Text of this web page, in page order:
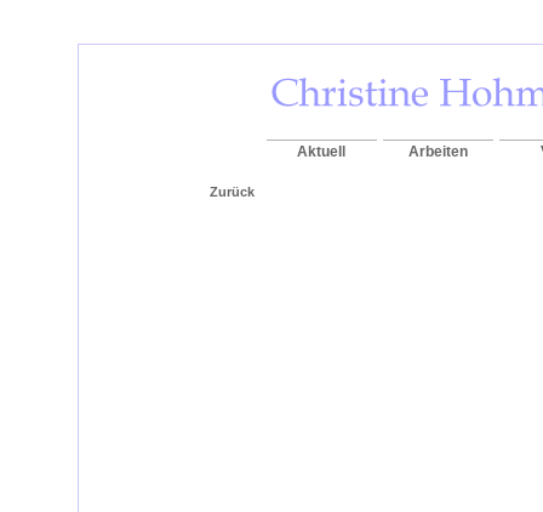
Aktuell Arbeiten
Zurück